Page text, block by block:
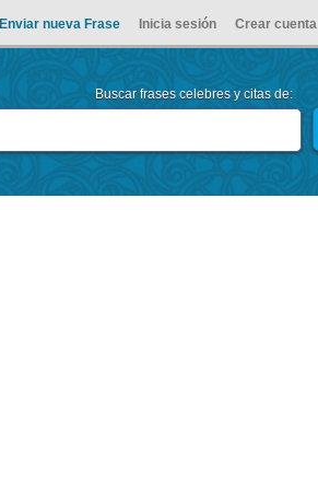
Enviar nueva Frase Inicia sesión Crear cuenta
Buscar frases celebres y citas de: